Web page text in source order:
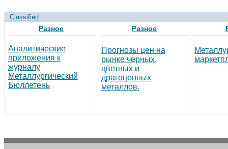
Classified
Разное
Аналитические
приложения к
журналу
Металлургический
Бюллетень
Разное
Прогнозы цен на
рынке черных,
цветных и
драгоценных
металлов.